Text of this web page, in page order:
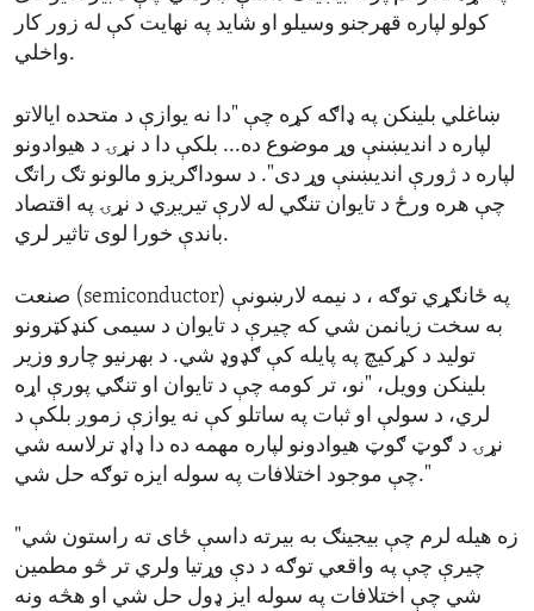
کولو لپاره قهرجنو وسیلو او شاید په نهایت کې له زور کار
واخلي.
ښاغلي بلینکن په ډاګه کړه چې "دا نه یوازې د متحده ایالاتو
لپاره د اندیښنې وړ موضوع ده... بلکې دا د نړۍ د هیوادونو
لپاره د ژورې اندیښنې وړ دی". د سوداګریزو مالونو تګ راتګ
چې هره ورځ د تایوان تنګي له لارې تیریږي د نړۍ په اقتصاد
باندې خورا لوی تاثیر لري.
په ځانګړي توګه ، د نیمه لارښونې (semiconductor) صنعت
به سخت زیانمن شي که چیرې د تایوان د سیمی کنډکټرونو
تولید د کړکیچ په پایله کې ګډوډ شي. د بهرنیو چارو وزیر
بلینکن وویل، "نو، تر کومه چې د تایوان او تنګي پورې اړه
لري، د سولې او ثبات په ساتلو کې نه یوازې زموږ بلکې د
نړۍ د ګوټ ګوټ هیوادونو لپاره مهمه ده دا ډاډ ترلاسه شي
چې موجود اختلافات په سوله ایزه توګه حل شي."
"زه هیله لرم چې بیجینګ به بیرته داسې ځای ته راستون شي
چیرې چې په واقعي توګه د دې وړتیا ولري تر څو مطمین
شي چې اختلافات په سوله ایز ډول حل شي او هڅه ونه